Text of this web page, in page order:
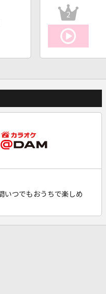
2
いつでもおうちで楽しめ